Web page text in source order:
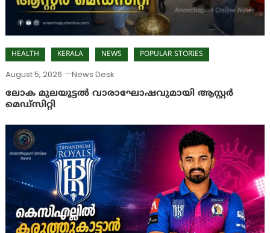
HEALTH KERALA NEWS POPULAR STORIES
August 5, 2026
News Desk
ലോക മുലയൂട്ടൽ വാരാഘോഷവുമായി ആസ്റ്റർ
മെഡ്‌സിറ്റി